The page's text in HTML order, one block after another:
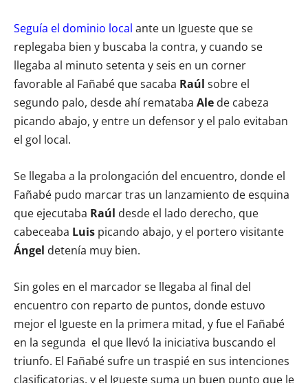
Seguía el dominio local ante un Igueste que se
replegaba bien y buscaba la contra, y cuando se
llegaba al minuto setenta y seis en un corner
favorable al Fañabé que sacaba Raúl sobre el
segundo palo, desde ahí remataba Ale de cabeza
picando abajo, y entre un defensor y el palo evitaban
el gol local.
Se llegaba a la prolongación del encuentro, donde el
Fañabé pudo marcar tras un lanzamiento de esquina
que ejecutaba Raúl desde el lado derecho, que
cabeceaba Luis picando abajo, y el portero visitante
Ángel detenía muy bien.
Sin goles en el marcador se llegaba al final del
encuentro con reparto de puntos, donde estuvo
mejor el Igueste en la primera mitad, y fue el Fañabé
en la segunda el que llevó la iniciativa buscando el
triunfo. El Fañabé sufre un traspié en sus intenciones
clasificatorias, y el Igueste suma un buen punto que le